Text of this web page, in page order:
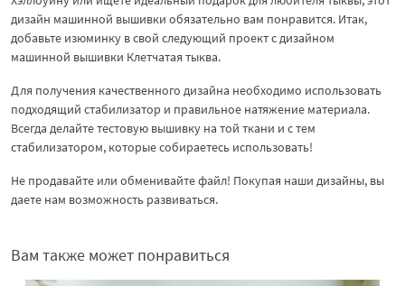
дизайн машинной вышивки обязательно вам понравится. Итак,
добавьте изюминку в свой следующий проект с дизайном
машинной вышивки Клетчатая тыква.
Для получения качественного дизайна необходимо использовать
подходящий стабилизатор и правильное натяжение материала.
Всегда делайте тестовую вышивку на той ткани и с тем
стабилизатором, которые собираетесь использовать!
Не продавайте или обменивайте файл! Покупая наши дизайны, вы
даете нам возможность развиваться.
Вам также может понравиться